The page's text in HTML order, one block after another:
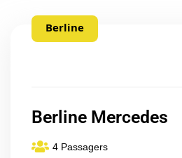
Berline
Berline Mercedes
4 Passagers